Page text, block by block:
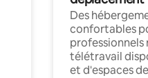
Des
confortables
professionnels
télétravail
et d'espaces